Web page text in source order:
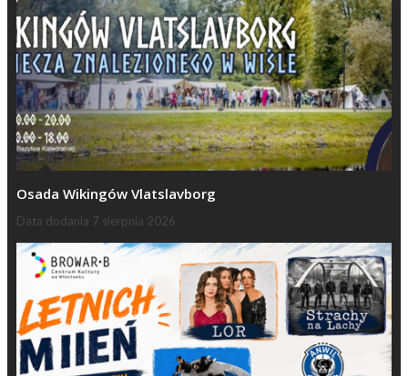
Osada Wikingów Vlatslavborg
Data dodania 7 sierpnia 2026